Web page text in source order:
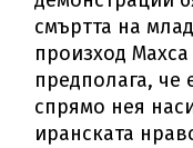
смъртта на
произход
предполага, че
спрямо нея
иранската